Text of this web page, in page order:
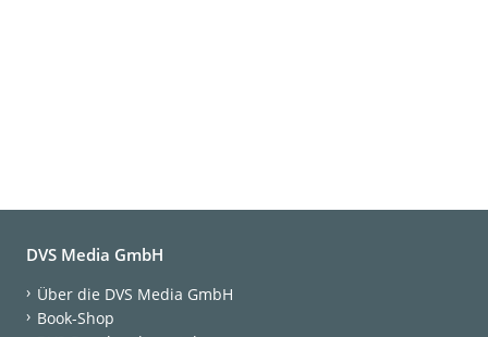
DVS Media GmbH
Über die DVS Media GmbH
Book-Shop